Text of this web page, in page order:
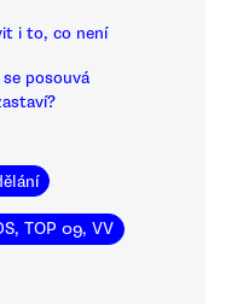
i to, co není
posouvá
TOP 09, VV